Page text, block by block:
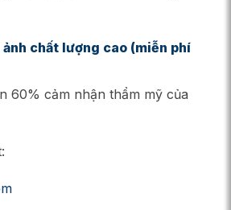
chất lượng cao (miễn phí
60% cảm nhận thẩm mỹ của